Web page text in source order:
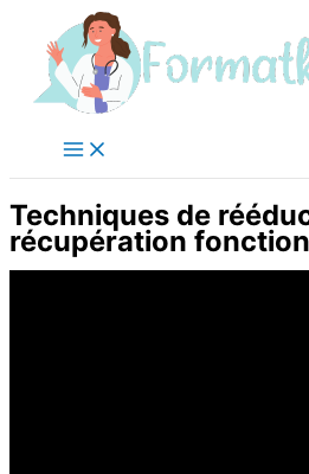
contenu
Techniques de
récupération